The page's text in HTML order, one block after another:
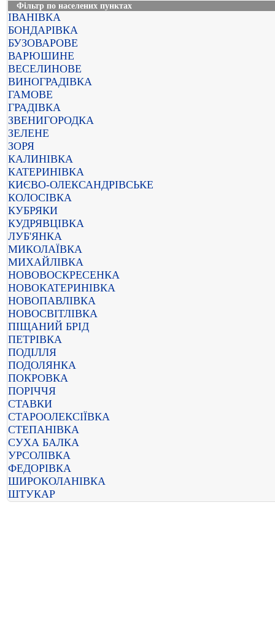
Фільтр по населених пунктах
ІВАНІВКА
БОНДАРІВКА
БУЗОВАРОВЕ
ВАРЮШИНЕ
ВЕСЕЛИНОВЕ
ВИНОГРАДІВКА
ГАМОВЕ
ГРАДІВКА
ЗВЕНИГОРОДКА
ЗЕЛЕНЕ
ЗОРЯ
КАЛИНІВКА
КАТЕРИНІВКА
КИЄВО-ОЛЕКСАНДРІВСЬКЕ
КОЛОСІВКА
КУБРЯКИ
КУДРЯВЦІВКА
ЛУБ'ЯНКА
МИКОЛАЇВКА
МИХАЙЛІВКА
НОВОВОСКРЕСЕНКА
НОВОКАТЕРИНІВКА
НОВОПАВЛІВКА
НОВОСВІТЛІВКА
ПІЩАНИЙ БРІД
ПЕТРІВКА
ПОДІЛЛЯ
ПОДОЛЯНКА
ПОКРОВКА
ПОРІЧЧЯ
СТАВКИ
СТАРООЛЕКСІЇВКА
СТЕПАНІВКА
СУХА БАЛКА
УРСОЛІВКА
ФЕДОРІВКА
ШИРОКОЛАНІВКА
ШТУКАР